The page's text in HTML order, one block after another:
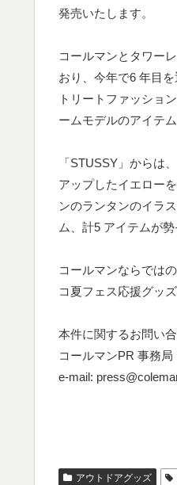
発売いたします。
コールマンとタワー
おり、今年で6 年目
トリートファッショ
ームモデルのアイテ
「STUSSY」からは
アップしたイエロー
ンのランタンのイラ
ム、計5 アイテムが勢
コールマンならでは
コ夏フェス応援グッ
本件に関するお問い
コールマンPR 事務
e-mail:
アウトドアグッズ